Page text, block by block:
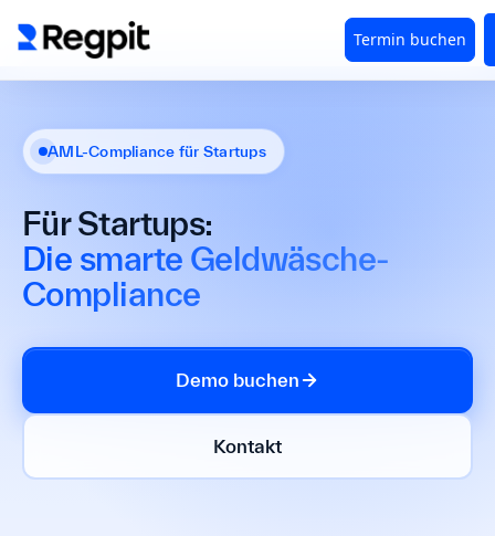
AML-Compliance für Startups
Für Startups:
Die smarte Geldwäsche-
Compliance
Demo buchen
Kontakt